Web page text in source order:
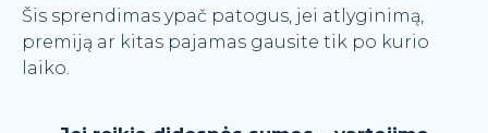
Šis sprendimas ypač patogus, jei atlyginimą,
premiją ar kitas pajamas gausite tik po kurio
laiko.